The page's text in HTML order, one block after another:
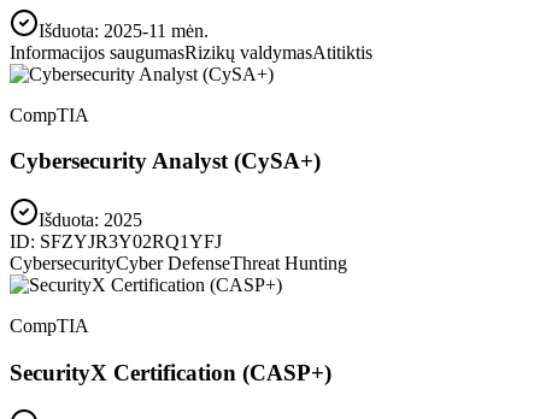
Išduota: 2025-11 mėn.
Informacijos saugumasRizikų valdymasAtitiktis
CompTIA
Cybersecurity Analyst (CySA+)
Išduota: 2025
ID: SFZYJR3Y02RQ1YFJ
CybersecurityCyber DefenseThreat Hunting
CompTIA
SecurityX Certification (CASP+)